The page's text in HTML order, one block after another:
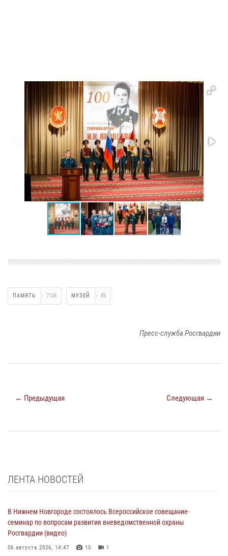
ПАМЯТЬ 7126 МУЗЕЙ 85
Пресс-служба Росгвардии
← Предыдущая Следующая →
ЛЕНТА НОВОСТЕЙ
В Нижнем Новгороде состоялось Всероссийское совещание-
семинар по вопросам развития вневедомственной охраны
Росгвардии (видео)
06 августа 2026, 14:47 10 1